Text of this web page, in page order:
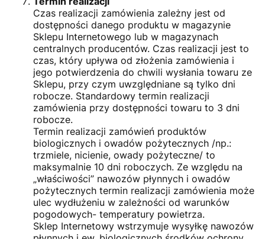
Czas realizacji zamówienia zależny jest od
dostępności danego produktu w magazynie
Sklepu Internetowego lub w magazynach
centralnych producentów. Czas realizacji jest to
czas, który upływa od złożenia zamówienia i
jego potwierdzenia do chwili wysłania towaru ze
Sklepu, przy czym uwzględniane są tylko dni
robocze. Standardowy termin realizacji
zamówienia przy dostępności towaru to 3 dni
robocze.
Termin realizacji zamówień produktów
biologicznych i owadów pożytecznych /np.:
trzmiele, nicienie, owady pożyteczne/ to
maksymalnie 10 dni roboczych. Ze względu na
„właściwości” nawozów płynnych i owadów
pożytecznych termin realizacji zamówienia może
ulec wydłużeniu w zależności od warunków
pogodowych- temperatury powietrza.
Sklep Internetowy wstrzymuje wysyłkę nawozów